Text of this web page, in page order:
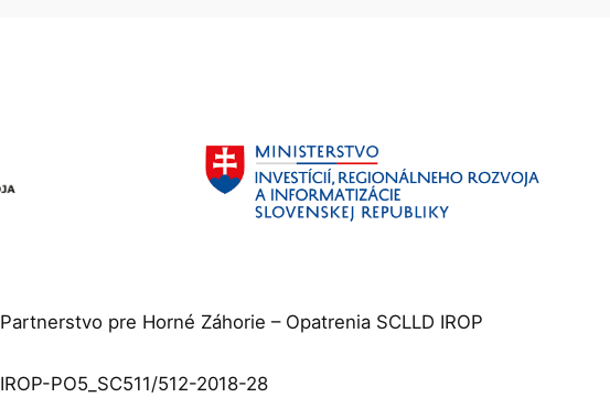
Partnerstvo pre Horné Záhorie – Opatrenia SCLLD IROP
IROP-PO5_SC511/512-2018-28